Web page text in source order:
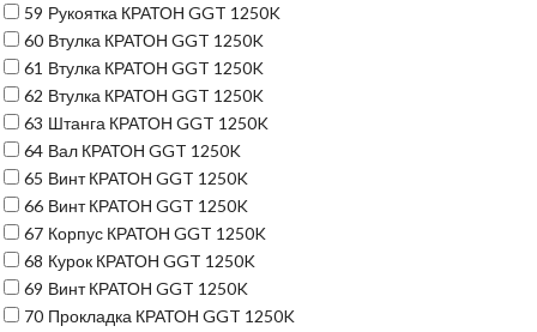
59 Рукоятка КРАТОН GGT 1250K
60 Втулка КРАТОН GGT 1250K
61 Втулка КРАТОН GGT 1250K
62 Втулка КРАТОН GGT 1250K
63 Штанга КРАТОН GGT 1250K
64 Вал КРАТОН GGT 1250K
65 Винт КРАТОН GGT 1250K
66 Винт КРАТОН GGT 1250K
67 Корпус КРАТОН GGT 1250K
68 Курок КРАТОН GGT 1250K
69 Винт КРАТОН GGT 1250K
70 Прокладка КРАТОН GGT 1250K